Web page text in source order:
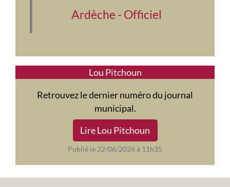
Ardèche - Officiel
Lou Pitchoun
Retrouvez le dernier numéro du journal
municipal.
Lire Lou Pitchoun
Publié le 22/06/2026 à 11h35